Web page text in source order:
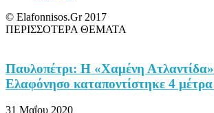
© Elafonnisos.Gr 2017
ΠΕΡΙΣΣΟΤΕΡΑ ΘΕΜΑΤΑ
Παυλοπέτρι: H «Χαμένη
Ελαφόνησο καταποντίστηκε 4
31 Μαΐου 2020